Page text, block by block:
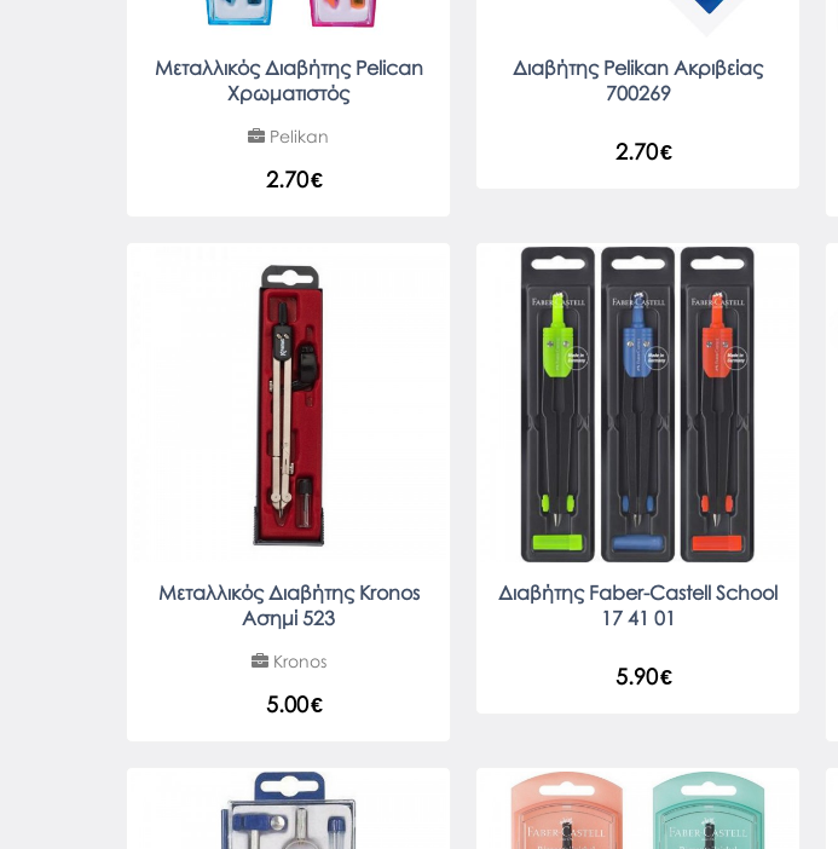
Μεταλλικός Διαβήτης Pelican
Χρωματιστός
Pelikan
2.70€
Διαβήτης Pelikan Ακριβείας
700269
2.70€
Μεταλλικός Διαβήτης Kronos
Ασημί 523
Kronos
5.00€
Διαβήτης Faber-Castell School
17 41 01
5.90€